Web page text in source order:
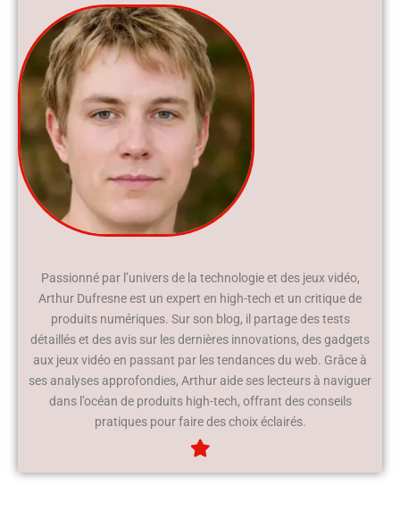
Passionné par l’univers de la technologie et des jeux vidéo,
Arthur Dufresne est un expert en high-tech et un critique de
produits numériques. Sur son blog, il partage des tests
détaillés et des avis sur les dernières innovations, des gadgets
aux jeux vidéo en passant par les tendances du web. Grâce à
ses analyses approfondies, Arthur aide ses lecteurs à naviguer
dans l’océan de produits high-tech, offrant des conseils
pratiques pour faire des choix éclairés.